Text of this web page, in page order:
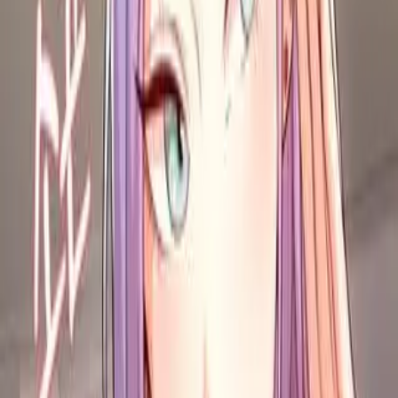
Магазин карт